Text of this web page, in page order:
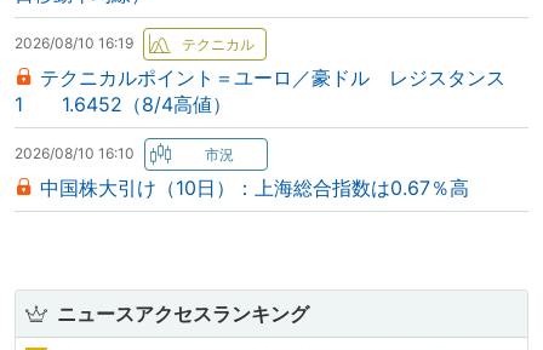
2026/08/10 16:19
テクニカルポイント＝ユーロ／豪ドル レジスタンス
1 1.6452（8/4高値）
2026/08/10 16:10
中国株大引け（10日）：上海総合指数は0.67％高
ニュースアクセスランキング